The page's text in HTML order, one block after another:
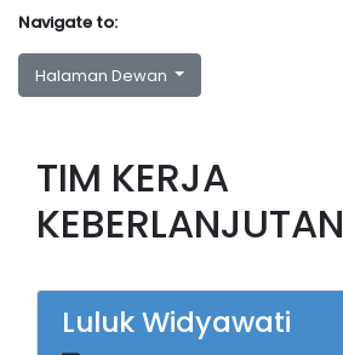
Navigate to:
Halaman Dewan
TIM KERJA
KEBERLANJUTAN
Luluk Widyawati